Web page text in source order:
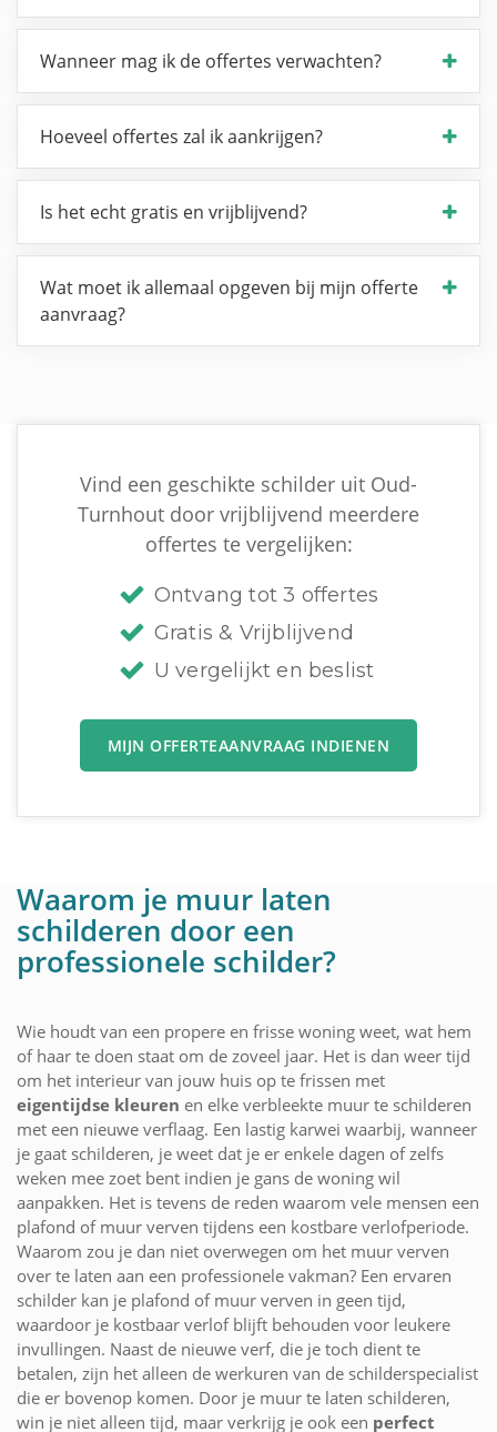
Wanneer mag ik de offertes verwachten?
Hoeveel offertes zal ik aankrijgen?
Is het echt gratis en vrijblijvend?
Wat moet ik allemaal opgeven bij mijn offerte
aanvraag?
Vind een geschikte schilder uit Oud-
Turnhout door vrijblijvend meerdere
offertes te vergelijken:
Ontvang tot 3 offertes
Gratis & Vrijblijvend
U vergelijkt en beslist
MIJN OFFERTEAANVRAAG INDIENEN
Waarom je muur laten
schilderen door een
professionele schilder?
Wie houdt van een propere en frisse woning weet, wat hem
of haar te doen staat om de zoveel jaar. Het is dan weer tijd
om het interieur van jouw huis op te frissen met
eigentijdse kleuren en elke verbleekte muur te schilderen
met een nieuwe verflaag. Een lastig karwei waarbij, wanneer
je gaat schilderen, je weet dat je er enkele dagen of zelfs
weken mee zoet bent indien je gans de woning wil
aanpakken. Het is tevens de reden waarom vele mensen een
plafond of muur verven tijdens een kostbare verlofperiode.
Waarom zou je dan niet overwegen om het muur verven
over te laten aan een professionele vakman? Een ervaren
schilder kan je plafond of muur verven in geen tijd,
waardoor je kostbaar verlof blijft behouden voor leukere
invullingen. Naast de nieuwe verf, die je toch dient te
betalen, zijn het alleen de werkuren van de schilderspecialist
die er bovenop komen. Door je muur te laten schilderen,
win je niet alleen tijd, maar verkrijg je ook een perfect